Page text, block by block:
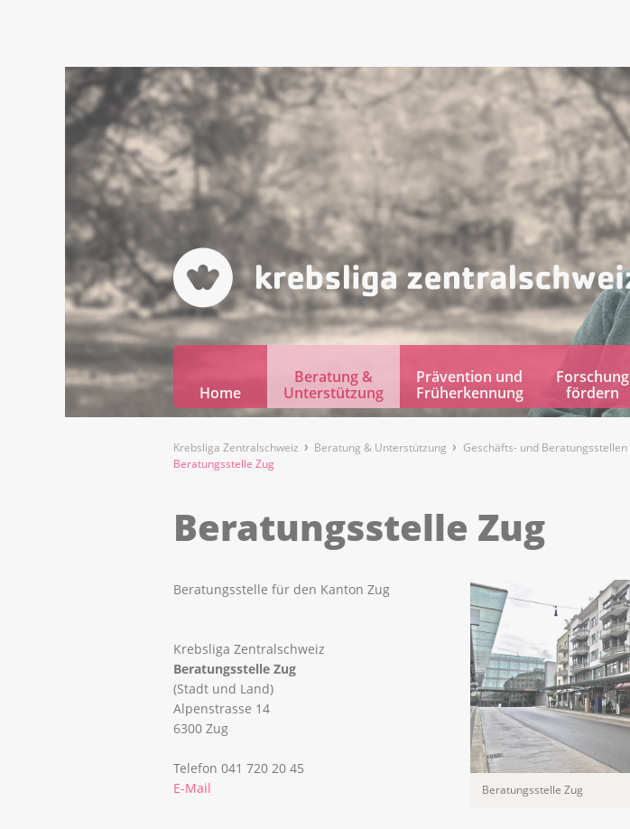
Home
Beratung &
Unterstützung
Prävention und
Früherkennung
Forschung
fördern
Krebsliga Zentralschweiz Beratung & Unterstützung
Geschäfts- und Beratungsstellen
Beratungsstelle Zug
Beratungsstelle Zug
Beratungsstelle Zug
Beratungsstelle für den Kanton Zug
Krebsliga Zentralschweiz
Beratungsstelle Zug
(Stadt und Land)
Alpenstrasse 14
6300 Zug
Telefon 041 720 20 45
E-Mail